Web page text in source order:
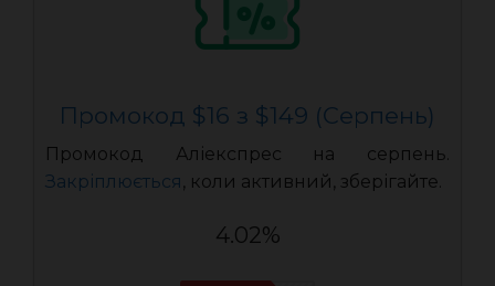
Промокод $16 з $149 (Серпень)
Промокод Аліекспрес на серпень.
Закріплюється, коли активний, зберігайте.
4.02%